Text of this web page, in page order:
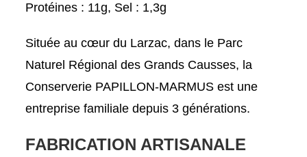
Protéines : 11g, Sel : 1,3g
Située au cœur du Larzac, dans le Parc
Naturel Régional des Grands Causses, la
Conserverie PAPILLON-MARMUS est une
entreprise familiale depuis 3 générations.
FABRICATION ARTISANALE